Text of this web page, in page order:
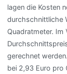
lagen die Kosten
durchschnittliche
Quadratmeter. Im
gerechnet
bei 2,93 Euro pro